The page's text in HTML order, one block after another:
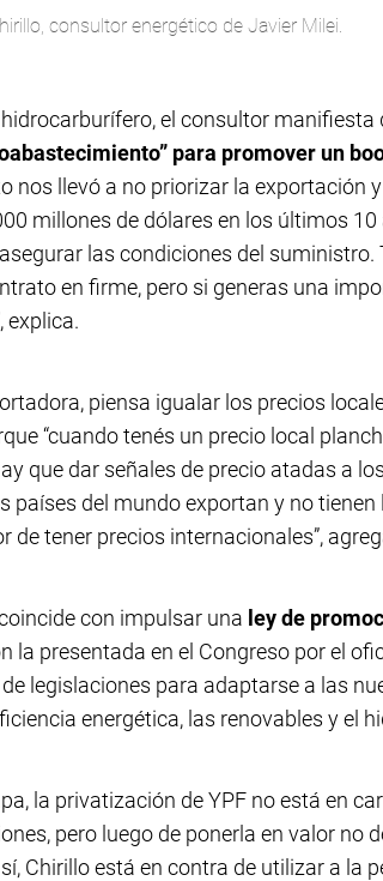
consultor energético de Javier Milei.
el consultor manifiesta
para promover un
nos llevó a no priorizar la exportación
millones de dólares en los últimos 10
las condiciones del suministro.
en firme, pero si generas una
explica.
piensa igualar los precios
“cuando tenés un precio local
que dar señales de precio atadas a
países del mundo exportan y no
de tener precios internacionales”,
con impulsar una ley de
la presentada en el Congreso por el
legislaciones para adaptarse a las
energética, las renovables y el
la privatización de YPF no está en
pero luego de ponerla en valor no
Chirillo está en contra de utilizar a la